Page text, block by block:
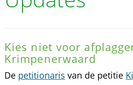
Kies niet voor
Krimpenerwaard
De petitionaris van de petitie